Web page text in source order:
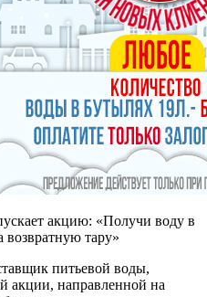
акцию: «Получи воду в
возвратную тару»
питьевой воды,
акции, направленной на